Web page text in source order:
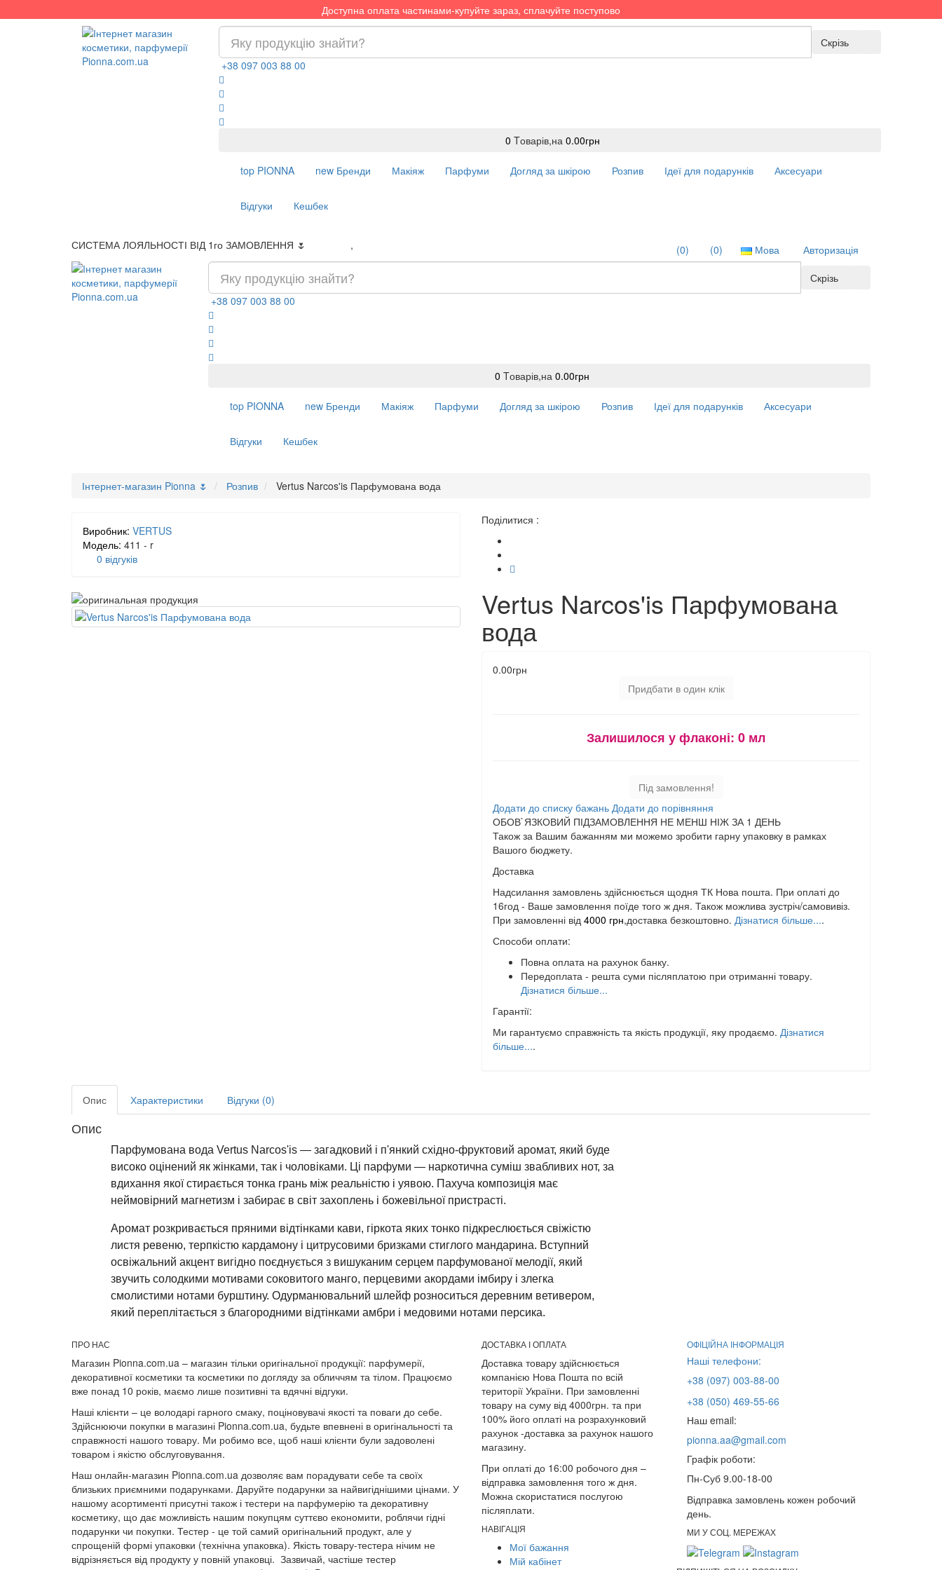
Доступна оплата частинами-купуйте зараз, сплачуйте поступово
Скрізь
+38 097 003 88 00
0 Tоварів,на 0.00грн
top PIONNA new Бренди Макіяж Парфуми Догляд за шкірою Розпив Ідеї для подарунків Аксесуари
Відгуки Кешбек
СИСТЕМА ЛОЯЛЬНОСТІ ВІД 1го ЗАМОВЛЕННЯ 🌷 , Авторизація
Мова
(0)
(0)
Скрізь
+38 097 003 88 00
0 Tоварів,на 0.00грн
top PIONNA new Бренди Макіяж Парфуми Догляд за шкірою Розпив Ідеї для подарунків Аксесуари
Відгуки Кешбек
Інтернет-магазин Pionna 🌷 Розпив Vertus Narcos'is Парфумована вода
Виробник: VERTUS
Модель: 411 - r
0 відгуків
Поділитися :
Vertus Narcos'is Парфумована
вода
0.00грн
Придбати в один клік
Залишилося у флаконі: 0 мл
Під замовлення!
Додати до списку бажань Додати до порівняння
ОБОВ`ЯЗКОВИЙ ПІДЗАМОВЛЕННЯ НЕ МЕНШ НІЖ ЗА 1 ДЕНЬ
Також за Вашим бажанням ми можемо зробити гарну упаковку в рамках
Вашого бюджету.
Доставка
Надсилання замовлень здійснюється щодня ТК Нова пошта. При оплаті до
16год - Ваше замовлення поїде того ж дня. Також можлива зустріч/самовивіз.
При замовленні від 4000 грн,доставка безкоштовно. Дізнатися більше....
Способи оплати:
Повна оплата на рахунок банку.
Передоплата - решта суми післяплатою при отриманні товару.
Дізнатися більше...
Гарантії:
Ми гарантуємо справжність та якість продукції, яку продаємо. Дізнатися
більше....
Опис Характеристики Відгуки (0)
Опис
Парфумована вода Vertus Narcos'is — загадковий і п'янкий східно-фруктовий аромат, який буде
високо оцінений як жінками, так і чоловіками. Ці парфуми — наркотична суміш звабливих нот, за
вдихання якої стирається тонка грань між реальністю і уявою. Пахуча композиція має
неймовірний магнетизм і забирає в світ захоплень і божевільної пристрасті.
Аромат розкривається пряними відтінками кави, гіркота яких тонко підкреслюється свіжістю
листя ревеню, терпкістю кардамону і цитрусовими бризками стиглого мандарина. Вступний
освіжальний акцент вигідно поєднується з вишуканим серцем парфумованої мелодії, який
звучить солодкими мотивами соковитого манго, перцевими акордами імбиру і злегка
смолистими нотами бурштину. Одурманювальний шлейф розноситься деревним ветивером,
який переплітається з благородними відтінками амбри і медовими нотами персика.
ПРО НАС
Магазин Pionna.com.ua – магазин тільки оригінальної продукції: парфумерії,
декоративної косметики та косметики по догляду за обличчям та тілом. Працюємо
вже понад 10 років, маємо лише позитивні та вдячні відгуки.
Наші клієнти – це володарі гарного смаку, поціновувачі якості та поваги до себе.
Здійснюючи покупки в магазині Pionna.com.ua, будьте впевнені в оригінальності та
справжності нашого товару. Ми робимо все, щоб наші клієнти були задоволені
товаром і якістю обслуговування.
Наш онлайн-магазин Pionna.com.ua дозволяє вам порадувати себе та своїх
близьких приємними подарунками. Даруйте подарунки за найвигіднішими цінами. У
нашому асортименті присутні також і тестери на парфумерію та декоративну
косметику, що дає можливість нашим покупцям суттєво економити, роблячи гідні
подарунки чи покупки. Тестер - це той самий оригінальний продукт, але у
спрощеній формі упаковки (технічна упаковка). Якість товару-тестера нічим не
відрізняється від продукту у повній упаковці. Зазвичай, частіше тестер
ДОСТАВКА І ОПЛАТА
Доставка товару здійснюється
компанією Нова Пошта по всій
території України. При замовленні
товару на суму від 4000грн. та при
100% його оплаті на розрахунковий
рахунок -доставка за рахунок нашого
магазину.
При оплаті до 16:00 робочого дня –
відправка замовлення того ж дня.
Можна скористатися послугою
післяплати.
НАВІГАЦІЯ
Мої бажання
Мій кабінет
ОФІЦІЙНА ІНФОРМАЦІЯ
Наші телефони:
+38 (097) 003-88-00
+38 (050) 469-55-66
Наш email:
pionna.aa@gmail.com
Графік роботи:
Пн-Суб 9.00-18-00
Відправка замовлень кожен робочий
день.
МИ У СОЦ. МЕРЕЖАХ